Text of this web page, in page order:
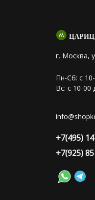
г. Москва,
Пн-Сб: с
Вс: с 10-00
+7(495)
+7(925)